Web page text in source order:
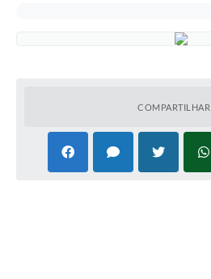
COMPARTILHAR